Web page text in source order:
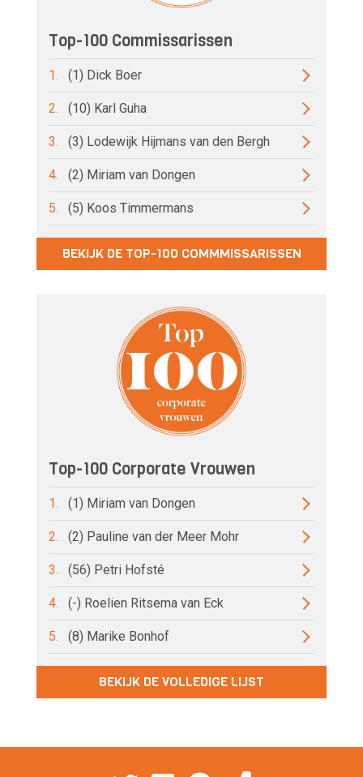
Top-100 Commissarissen
1. (1) Dick Boer
2. (10) Karl Guha
3. (3) Lodewijk Hijmans van den Bergh
4. (2) Miriam van Dongen
5. (5) Koos Timmermans
BEKIJK DE TOP-100 COMMMISSARISSEN
Top-100 Corporate Vrouwen
1. (1) Miriam van Dongen
2. (2) Pauline van der Meer Mohr
3. (56) Petri Hofsté
4. (-) Roelien Ritsema van Eck
5. (8) Marike Bonhof
BEKIJK DE VOLLEDIGE LIJST